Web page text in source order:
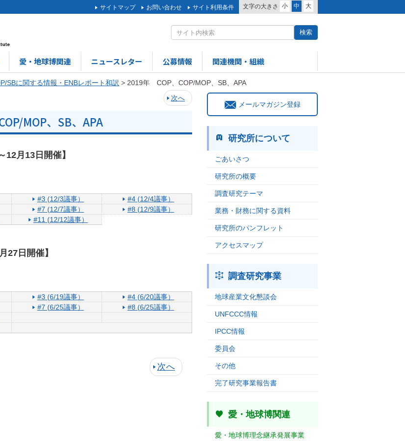
文字の大きさ 小 中 大
サイトマップ お問い合わせ サイト利用条件
愛・地球博関連 ニュースレター 公募情報 関連機関・組織
SBに関する情報・ENBレポート和訳 > 2019年 COP、COP/MOP、SB、APA
次へ
MOP、SB、APA
月13日開催】
#3 (12/3議事）
#4 (12/4議事）
#7 (12/7議事）
#8 (12/9議事）
#11 (12/12議事）
27日開催】
#3 (6/19議事）
#4 (6/20議事）
#7 (6/25議事）
#8 (6/25議事）
次へ
メールマガジン登録
研究所について
ごあいさつ
研究所の概要
調査研究テーマ
業務・財務に関する資料
研究所のパンフレット
アクセスマップ
調査研究事業
地球産業文化懇談会
UNFCCC情報
IPCC情報
委員会
その他
完了研究事業報告書
愛・地球博関連
愛・地球博理念継承発展事業